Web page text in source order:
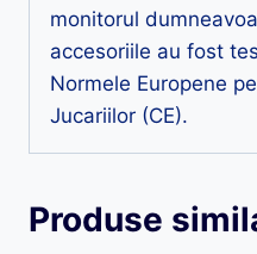
monitorul
accesoriile au fost
Normele Europene
Jucariilor (CE).
Produse